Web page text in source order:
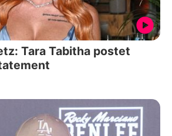
Tara Tabitha postet